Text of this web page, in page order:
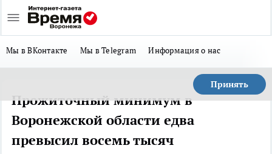
Мы в ВКонтакте Мы в Telegram Информация о нас
Принять
Прожиточный минимум в
Воронежской области едва
превысил восемь тысяч